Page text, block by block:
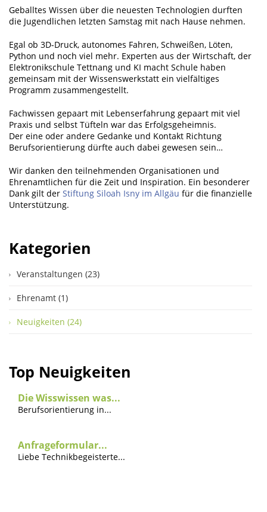
Geballtes Wissen über die neuesten Technologien durften
die Jugendlichen letzten Samstag mit nach Hause nehmen.
Egal ob 3D-Druck, autonomes Fahren, Schweißen, Löten,
Python und noch viel mehr. Experten aus der Wirtschaft, der
Elektronikschule Tettnang und KI macht Schule haben
gemeinsam mit der Wissenswerkstatt ein vielfältiges
Programm zusammengestellt.
Fachwissen gepaart mit Lebenserfahrung gepaart mit viel
Praxis und selbst Tüfteln war das Erfolgsgeheimnis.
Der eine oder andere Gedanke und Kontakt Richtung
Berufsorientierung dürfte auch dabei gewesen sein…
Wir danken den teilnehmenden Organisationen und
Ehrenamtlichen für die Zeit und Inspiration. Ein besonderer
Dank gilt der Stiftung Siloah Isny im Allgäu für die finanzielle
Unterstützung.
Kategorien
Veranstaltungen (23)
Ehrenamt (1)
Neuigkeiten (24)
Top Neuigkeiten
Die Wisswissen was...
Berufsorientierung in...
Anfrageformular...
Liebe Technikbegeisterte...